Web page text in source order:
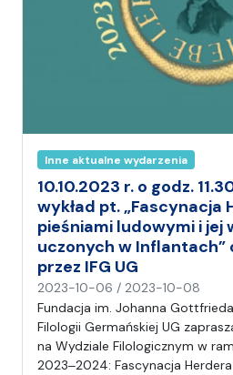
Inne aktualne wydarzenia
10.10.2023 r. o godz.
wykład pt. „Fascynacja
pieśniami ludowymi i jej
uczonych w Inflantach”
przez IFG UG
2023-10-06 / 2023-10-08
a
p
i
s
Fundacja im. Johanna
Filologii Germańskiej UG
na Wydziale Filologicznym w
2023‒2024: Fascynacja